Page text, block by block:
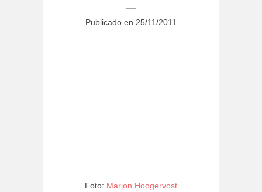
Publicado en 25/11/2011
Foto: Marjon Hoogervost